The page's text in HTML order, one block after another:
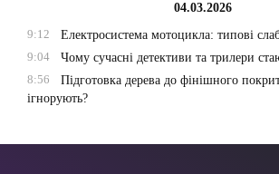
04.03.2026
9:12
Електросистема мотоцикла: типові
9:04
Чому сучасні детективи та трилери
8:56
Підготовка дерева до фінішного
ігнорують?